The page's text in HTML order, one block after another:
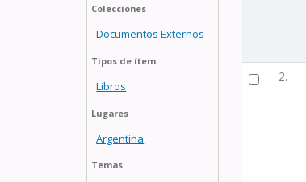
Colecciones
Documentos Externos
Tipos de ítem
Libros
Lugares
Argentina
Temas
2.